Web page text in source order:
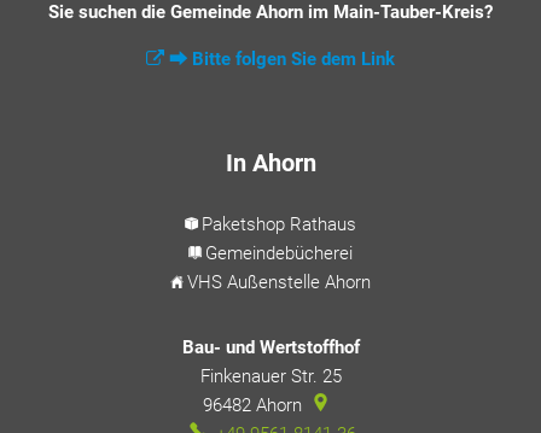
Sie suchen die Gemeinde Ahorn im Main-Tauber-Kreis?
⮕ Bitte folgen Sie dem Link
In Ahorn
Paketshop Rathaus
Gemeindebücherei
VHS Außenstelle Ahorn
Bau- und Wertstoffhof
Finkenauer Str. 25
96482 Ahorn